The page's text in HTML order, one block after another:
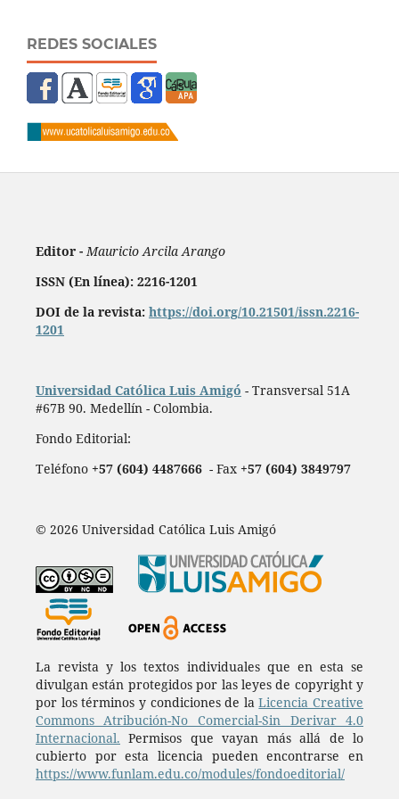
REDES SOCIALES
Editor - Mauricio Arcila Arango
ISSN (En línea): 2216-1201
DOI de la revista: https://doi.org/10.21501/issn.2216-
1201
Universidad Católica Luis Amigó - Transversal 51A
#67B 90. Medellín - Colombia.
Fondo Editorial:
Teléfono +57 (604) 4487666- Fax +57 (604) 3849797
© 2026 Universidad Católica Luis Amigó
La revista y los textos individuales que en esta se
divulgan están protegidos por las leyes de copyright y
por los términos y condiciones de laLicencia Creative
Commons Atribución-No Comercial-Sin Derivar 4.0
Internacional. Permisos que vayan más allá de lo
cubierto por esta licencia pueden encontrarse en
https://www.funlam.edu.co/modules/fondoeditorial/